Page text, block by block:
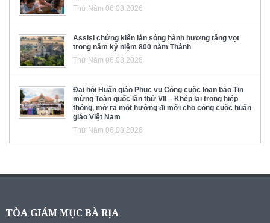
Thứ Năm 06.08.2026
Assisi chứng kiến làn sóng hành hương tăng vọt
trong năm kỷ niệm 800 năm Thánh
Thứ Năm 06.08.2026
Đại hội Huấn giáo Phục vụ Công cuộc loan báo Tin
mừng Toàn quốc lần thứ VII – Khép lại trong hiệp
thông, mở ra một hướng đi mới cho công cuộc huấn
giáo Việt Nam
Thứ Năm 06.08.2026
TÒA GIÁM MỤC BÀ RỊA